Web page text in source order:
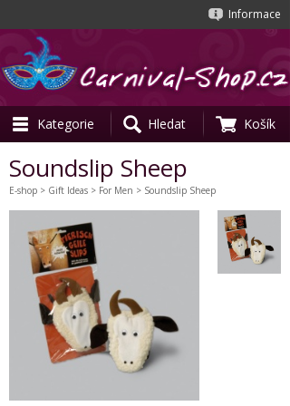
Informace
Kategorie Hledat Košík
Soundslip Sheep
E-shop > Gift Ideas > For Men > Soundslip Sheep